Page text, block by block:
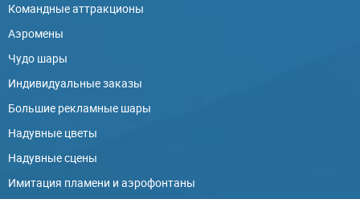
Командные аттракционы
Аэромены
Чудо шары
Индивидуальные заказы
Большие рекламные шары
Надувные цветы
Надувные сцены
Имитация пламени и аэрофонтаны